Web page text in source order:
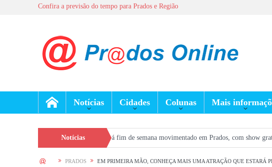
Confira a previsão do tempo para Prados e Região
Notícias Cidades Colunas Mais
Notícias
Dia dos Pais terá fim de semana movimentado em Prados, com show gratuito na Praça
HOME PRADOS EM PRIMEIRA MÃO, CONHEÇA MAIS UMA ATRAÇÃO QUE ESTARÁ